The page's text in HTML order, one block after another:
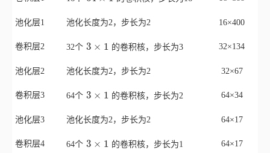
池化层1 池化长度为2，步长为2 16×400
卷积层2 32个 3 1
3 的卷积核，步长为3 32×134
池化层2 池化长度为2，步长为2 32×67
卷积层3 64个 3 1
3 的卷积核，步长为2 64×34
池化层3 池化长度为2，步长为2 64×17
卷积层4 64个 3 1
3 的卷积核，步长为1 64×17